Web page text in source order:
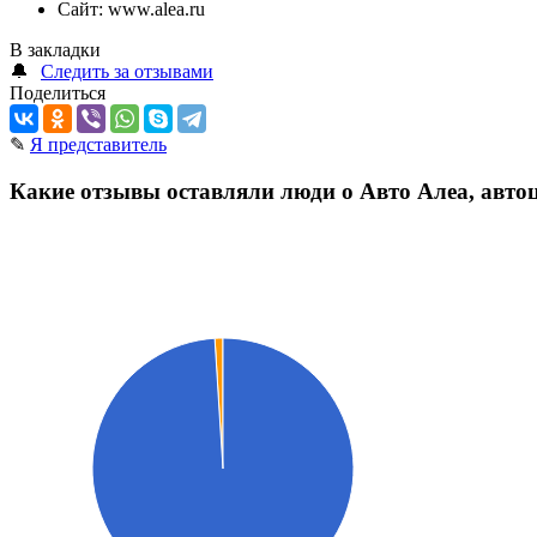
Сайт: www.alea.ru
В закладки
🔔
Следить за отзывами
Поделиться
✎ Я представитель
Какие отзывы оставляли люди о Авто Алеа,